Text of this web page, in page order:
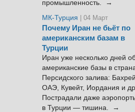
промышленность. →
МК-Турция
| 04 Март
Почему Иран не бьёт по
американским базам в
Турции
Иран уже несколько дней
американские базы в
Персидского залива:
ОАЭ, Кувейт, Иордания и
Пострадали даже
в Турции — тишина. →